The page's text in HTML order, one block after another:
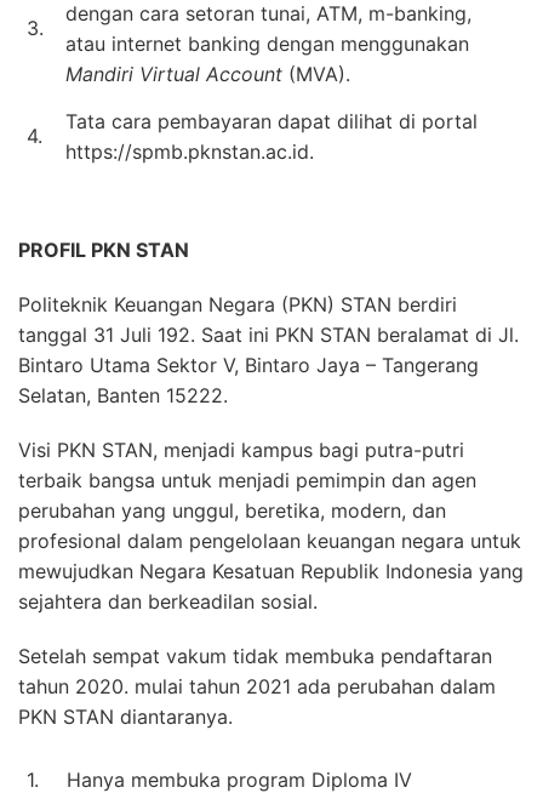
3.
dengan cara setoran tunai, ATM, m-banking,
atau internet banking dengan menggunakan
Mandiri Virtual Account (MVA).
4.
Tata cara pembayaran dapat dilihat di portal
https://spmb.pknstan.ac.id.
PROFIL PKN STAN
Politeknik Keuangan Negara (PKN) STAN berdiri
tanggal 31 Juli 192. Saat ini PKN STAN beralamat di Jl.
Bintaro Utama Sektor V, Bintaro Jaya – Tangerang
Selatan, Banten 15222.
Visi PKN STAN, menjadi kampus bagi putra-putri
terbaik bangsa untuk menjadi pemimpin dan agen
perubahan yang unggul, beretika, modern, dan
profesional dalam pengelolaan keuangan negara untuk
mewujudkan Negara Kesatuan Republik Indonesia yang
sejahtera dan berkeadilan sosial.
Setelah sempat vakum tidak membuka pendaftaran
tahun 2020. mulai tahun 2021 ada perubahan dalam
PKN STAN diantaranya.
1. Hanya membuka program Diploma IV